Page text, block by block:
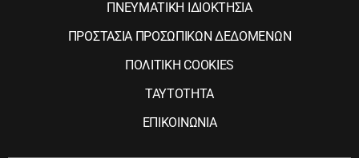
ΠΝΕΥΜΑΤΙΚΗ ΙΔΙΟΚΤΗΣΙΑ
ΠΡΟΣΤΑΣΙΑ ΠΡΟΣΩΠΙΚΩΝ ΔΕΔΟΜΕΝΩΝ
ΠΟΛΙΤΙΚΗ COOKIES
ΤΑΥΤΟΤΗΤΑ
ΕΠΙΚΟΙΝΩΝΙΑ